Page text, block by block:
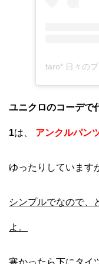
ユニクロのコーデで
1は、 アンクルパン
ゆったりしています
シンプルでなので、
よ。